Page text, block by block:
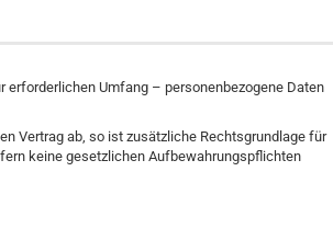
erforderlichen Umfang – personenbezogene Daten
Vertrag ab, so ist zusätzliche Rechtsgrundlage für
keine gesetzlichen Aufbewahrungspflichten